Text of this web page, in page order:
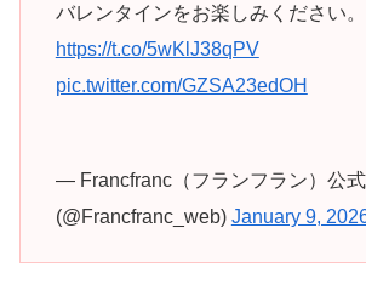
バレンタインをお楽しみください。
https://t.co/5wKlJ38qPV
pic.twitter.com/GZSA23edOH
— Francfranc（フランフラン）公式
(@Francfranc_web) January 9,